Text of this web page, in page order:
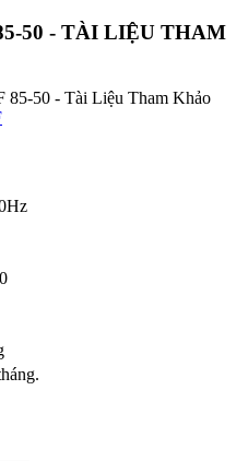
50 - TÀI LIỆU THAM